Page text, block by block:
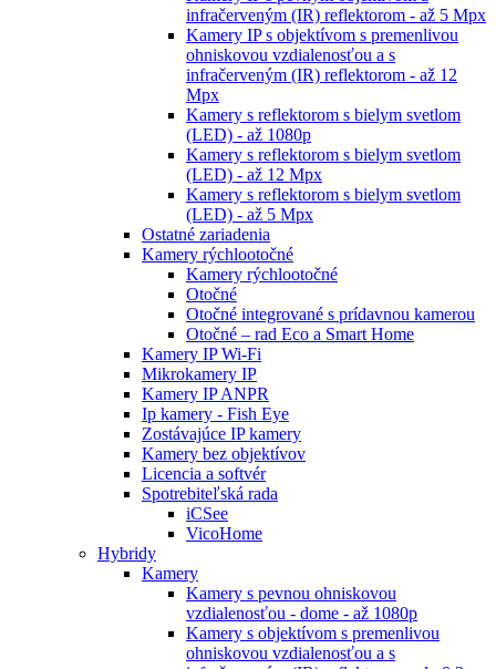
infračerveným (IR) reflektorom - až 5 Mpx
Kamery IP s objektívom s premenlivou
ohniskovou vzdialenosťou a s
infračerveným (IR) reflektorom - až 12
Mpx
Kamery s reflektorom s bielym svetlom
(LED) - až 1080p
Kamery s reflektorom s bielym svetlom
(LED) - až 12 Mpx
Kamery s reflektorom s bielym svetlom
(LED) - až 5 Mpx
Ostatné zariadenia
Kamery rýchlootočné
Kamery rýchlootočné
Otočné
Otočné integrované s prídavnou kamerou
Otočné – rad Eco a Smart Home
Kamery IP Wi-Fi
Mikrokamery IP
Kamery IP ANPR
Ip kamery - Fish Eye
Zostávajúce IP kamery
Kamery bez objektívov
Licencia a softvér
Spotrebiteľská rada
iCSee
VicoHome
Hybridy
Kamery
Kamery s pevnou ohniskovou
vzdialenosťou - dome - až 1080p
Kamery s objektívom s premenlivou
ohniskovou vzdialenosťou a s